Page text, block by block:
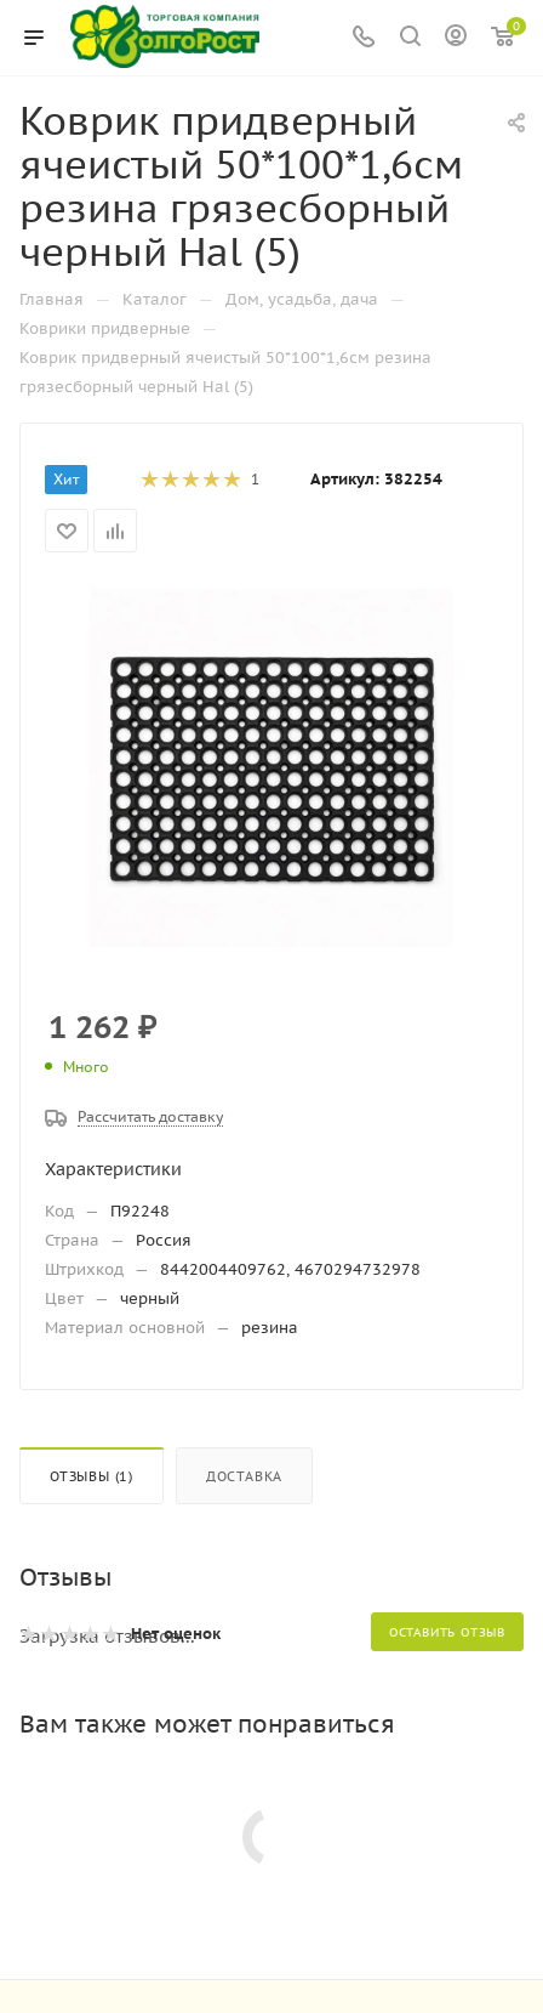
0
Коврик придверный
ячеистый 50*100*1,6см
резина грязесборный
черный Hal (5)
Главная — Каталог — Дом, усадьба, дача —
Коврики придверные —
Коврик придверный ячеистый 50*100*1,6см резина
грязесборный черный Hal (5)
Хит 1 Артикул: 382254
1 262 ₽
Много
Рассчитать доставку
Характеристики
Код —
П92248
Страна
—
Россия
Штрихкод —
8442004409762, 4670294732978
Цвет —
черный
Материал основной
— резина
ОТЗЫВЫ (1) ДОСТАВКА
Отзывы
Нет оценок ОСТАВИТЬ ОТЗЫВ
Загрузка отзывов...
Вам также может понравиться